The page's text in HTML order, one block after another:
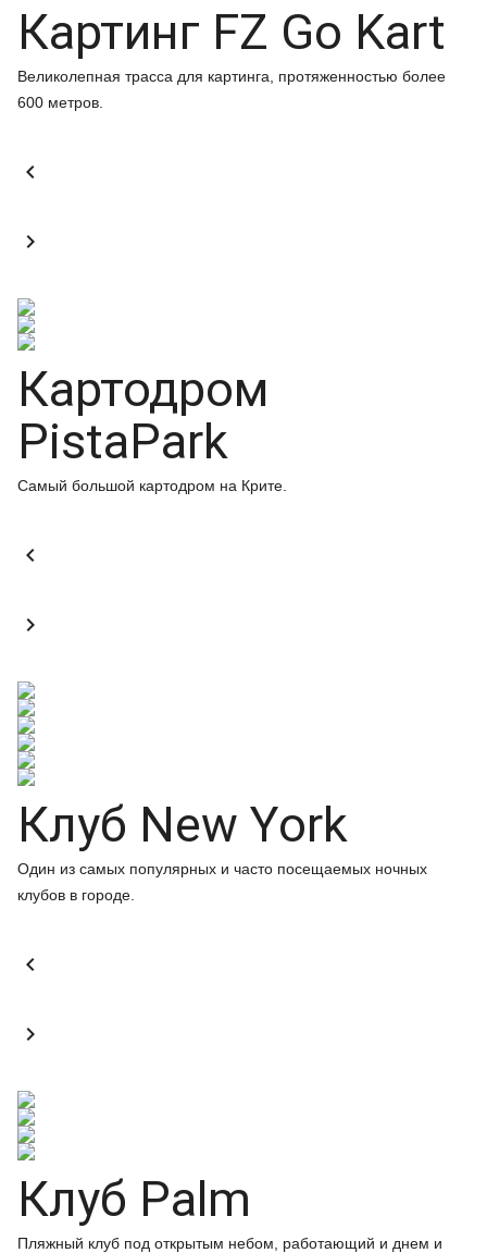
Картинг FZ Go Kart
Великолепная трасса для картинга, протяженностью более
600 метров.


Картодром
PistaPark
Самый большой картодром на Крите.


Клуб New York
Один из самых популярных и часто посещаемых ночных
клубов в городе.


Клуб Palm
Пляжный клуб под открытым небом, работающий и днем и